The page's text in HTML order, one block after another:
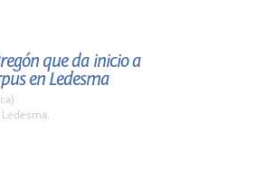
que da inicio a
en Ledesma
Ledesma.